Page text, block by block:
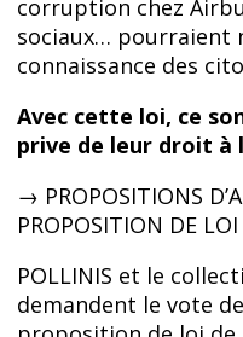
corruption chez
sociaux… pourraient
connaissance des
Avec cette loi, ce
prive de leur droit à
→ PROPOSITIONS
PROPOSITION DE LOI
POLLINIS et le
demandent le vote